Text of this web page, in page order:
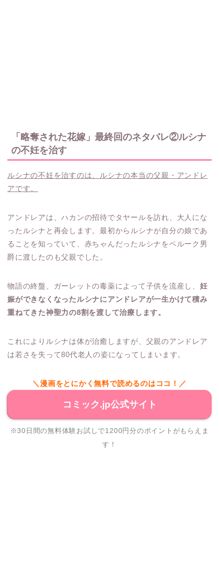
「略奪された花嫁」最終回のネタバレ②ルシナ
の不妊を治す
ルシナの不妊を治すのは、ルシナの本当の父親・アンドレ
アです。
アンドレアは、ハカンの招待でタヤールを訪れ、大人にな
ったルシナと再会します。最初からルシナが自分の娘であ
ることを知っていて、赤ちゃんだったルシナをベルーク男
爵に渡したのも父親でした。
物語の終盤、ガーレットの毒薬によって子供を流産し、 妊
娠ができなくなったルシナにアンドレアが一生かけて積み
重ねてきた神聖力の8割を渡して治療します。
これによりルシナは体が治癒しますが、父親のアンドレア
は若さを失って80代老人の姿になってしまいます。
＼漫画をとにかく無料で読めるのはココ！／
コミック.jp公式サイト
※30日間の無料体験お試しで1200円分のポイントがもらえま
す！